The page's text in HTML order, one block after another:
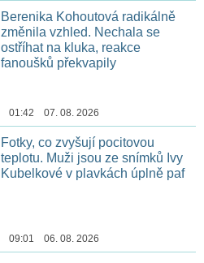
Berenika Kohoutová radikálně
změnila vzhled. Nechala se
ostříhat na kluka, reakce
fanoušků překvapily
01:42 07. 08. 2026
Fotky, co zvyšují pocitovou
teplotu. Muži jsou ze snímků Ivy
Kubelkové v plavkách úplně paf
09:01 06. 08. 2026